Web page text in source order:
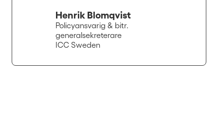
Henrik Blomqvist
Policyansvarig & bitr.
generalsekreterare
ICC Sweden